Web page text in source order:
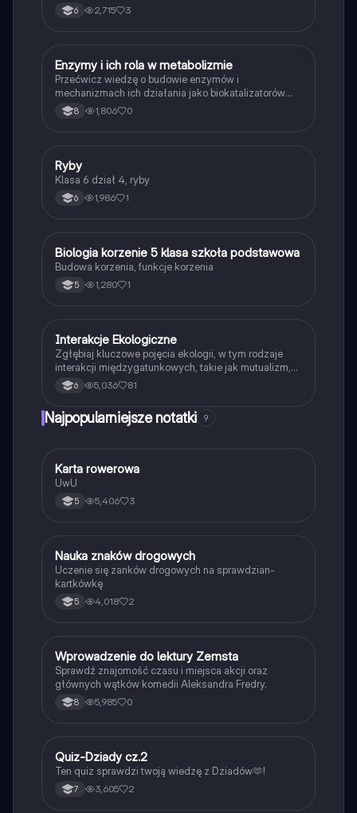
6 2,715 3
EBiologia
Enzymy i ich rola w metabolizmie
Przećwicz wiedzę o budowie enzymów i
mechanizmach ich działania jako biokatalizatorów
przyspieszających reakcje.
8 1,806 0
RBiologia
Ryby
Klasa 6 dział 4, ryby
6 1,986 1
BBiologia
Biologia korzenie 5 klasa szkoła podstawowa
Budowa korzenia, funkcje korzenia
5 1,280 1
Biologia
Interakcje Ekologiczne
Zgłębiaj kluczowe pojęcia ekologii, w tym rodzaje
interakcji międzygatunkowych, takie jak mutualizm,
komensalizm, drapieżnictwo i pasożytnictwo.
Dowiedz się o strukturze populacji, ekosystemach
oraz zależnościach pokarmowych. Idealne dla
studentów biologii i ekologii. Typ: podsumowanie.
6 5,036 81
Najpopularniejsze notatki 9
KTechnika
Karta rowerowa
UwU
5 5,406 3
NTechnika
Nauka znaków drogowych
Uczenie się zanków drogowych na sprawdzian-
kartkówkę
5 4,018 2
WJęzyk polski
Wprowadzenie do lektury Zemsta
Sprawdź znajomość czasu i miejsca akcji oraz
głównych wątków komedii Aleksandra Fredry.
8 5,985 0
QJęzyk polski
Quiz-Dziady cz.2
Ten quiz sprawdzi twoją wiedzę z Dziadów🫶!
7 3,605 2